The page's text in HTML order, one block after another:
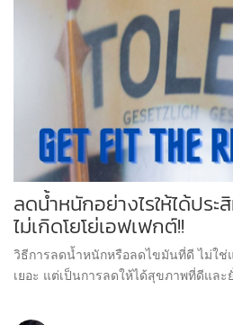
ลดน้ำหนักอย่างไรให้ได้ปร
ไม่เกิดโยโย่เอฟเฟกต์!!
วิธีการลดน้ำหนักหรือลดไขมันที่ดี ไม่ใช่
เยอะ แต่เป็นการลดให้ได้สุขภาพที่ดีและ